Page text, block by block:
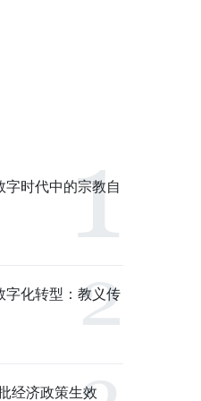
字时代中的宗教自
字化转型：教义传
经济政策生效